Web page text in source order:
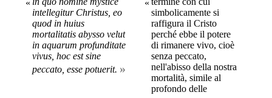
«
intellegitur Christus, eo
quod in huius
mortalitatis abysso velut
in aquarum profunditate
vivus, hoc est sine
peccato, esse potuerit. »
«
simbolicamente si
raffigura il Cristo
perché ebbe il potere
di rimanere vivo, cioè
senza peccato,
nell'abisso della nostra
mortalità, simile al
profondo delle